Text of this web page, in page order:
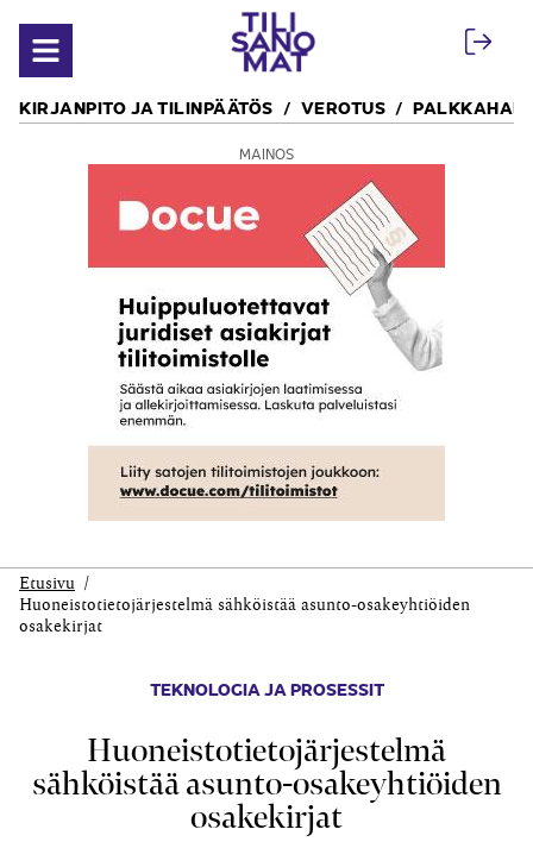
Avaa valikko
KIRJANPITO JA TILINPÄÄTÖS VEROTUS
MAINOS
Etusivu
Huoneistotieto­järjestelmä sähköistää asunto-osakeyhtiöiden
osakekirjat
TEKNOLOGIA JA PROSESSIT
Huoneistotieto­järjestelmä
sähköistää asunto-osakeyhtiöiden
osakekirjat